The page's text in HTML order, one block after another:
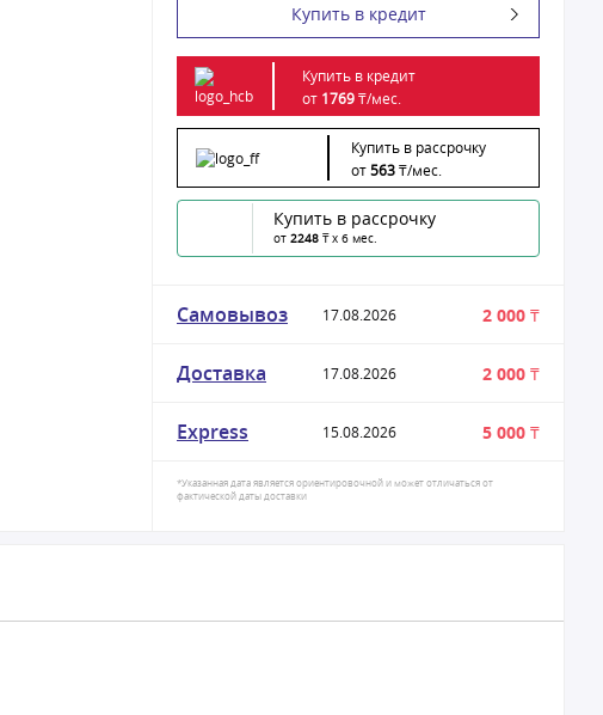
Купить в кредит
Купить в кредит
от 1769₸/мес.
Купить в рассрочку
от563₸/мес.
Купить в рассрочку
от 2248 ₸ x 6 мес.
Самовывоз 17.08.2026 2 000 ₸
Доставка 17.08.2026 2 000 ₸
Express 15.08.2026 5 000 ₸
*Указанная дата является ориентировочной и может отличаться от
фактической даты доставки